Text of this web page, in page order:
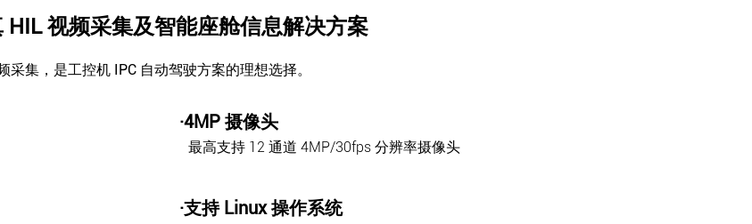
视频采集及智能座舱信息解决方案
集，是工控机 IPC 自动驾驶方案的理想选择。
·4MP 摄像头
最高支持 12 通道 4MP/30fps 分辨率摄像头
·支持 Linux 操作系统